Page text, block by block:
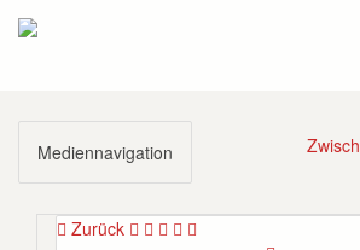
Mediennavigation
Zurück